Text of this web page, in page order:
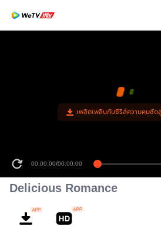
เพลิดเพลินกับซีรีส์ความคมชัด
00:00:00/00:00:00
Delicious Romance